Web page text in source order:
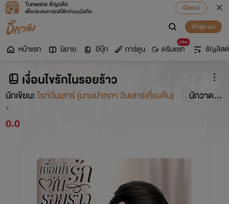
Tunwalai ธัญวลัย
เพื่อประสบการณ์ที่ดีกว่าบนมือถือ
เปิดแอป
เข้าสู่ระบบ
หน้าแรก นิยาย อีบุ๊ก การ์ตูน
มาใหม่
ดรีมแชท ธัญลิสต์
เงื่อนไขรักในรอยร้าว
นักเขียน:ไรท์วันเสาร์ (นามปากกา วันเสาร์เที่ยงคืน)
นักวาด:
ณัฏฐ์ พัช
Y
0.0